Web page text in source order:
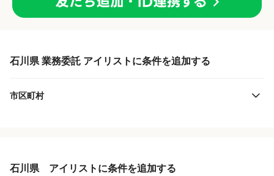
石川県 業務委託 アイリストに条件を追加する
市区町村
石川県 アイリストに条件を追加する